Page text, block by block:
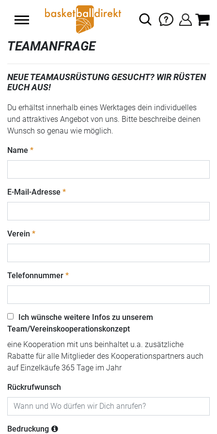
TEAMANFRAGE
NEUE TEAMAUSRÜSTUNG GESUCHT? WIR RÜSTEN
EUCH AUS!
Du erhältst innerhalb eines Werktages dein individuelles
und attraktives Angebot von uns. Bitte beschreibe deinen
Wunsch so genau wie möglich.
Name
E-Mail-Adresse
Verein
Telefonnummer
Ich wünsche weitere Infos zu unserem
Team/Vereinskooperationskonzept
eine Kooperation mit uns beinhaltet u.a. zusätzliche
Rabatte für alle Mitglieder des Kooperationspartners auch
auf Einzelkäufe 365 Tage im Jahr
Rückrufwunsch
Bedruckung